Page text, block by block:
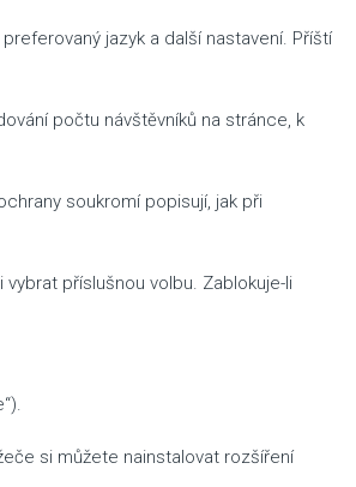
jazyk a další nastavení. Příští
počtu návštěvníků na stránce, k
soukromí popisují, jak při
příslušnou volbu. Zablokuje-li
si můžete nainstalovat rozšíření